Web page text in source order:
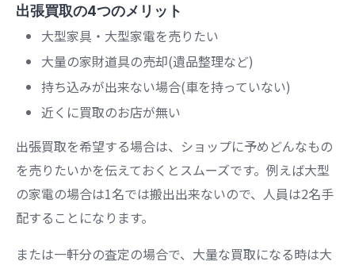
出張買取の4つのメリット
大型家具・大型家電を売りたい
大量の家財道具の売却(遺品整理など)
持ち込みが出来ない場合(車を持っていない)
近くに買取のお店が無い
出張買取を希望する場合は、ショップに予めどんなもの
を売りたいかを伝えておくとスムーズです。例えば大型
の家電の場合は1名では搬出出来ないので、人員は2名手
配することになります。
または一軒分の査定の場合で、大量な買取になる時は大